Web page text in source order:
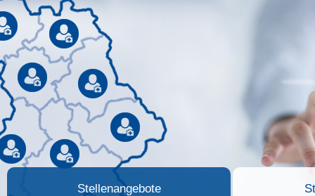
Stellenangebote